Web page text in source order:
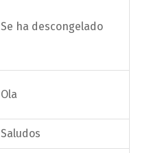
Se ha descongelado
Ola
Saludos